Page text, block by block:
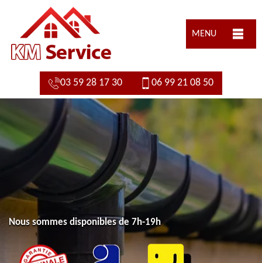
MENU
03 59 28 17 30 06 99 21 08 50
Nous sommes disponibles de 7h-19h